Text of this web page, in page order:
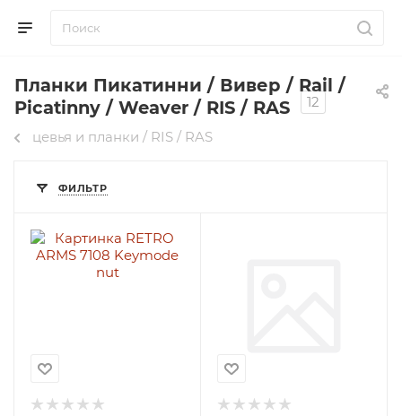
Планки Пикатинни / Вивер / Rail /
Picatinny / Weaver / RIS / RAS
12
цевья и планки / RIS / RAS
ФИЛЬТР